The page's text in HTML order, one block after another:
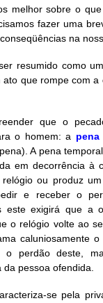
melhor sobre o
fazer uma
na
resumido como
ato que rompe com a
que o
o homem: a pena
A pena
em decorrência à
ou produz
e receber o
este exigirá que a
o relógio volte ao
caluniosamente
o perdão deste,
pessoa ofendida.
se pela